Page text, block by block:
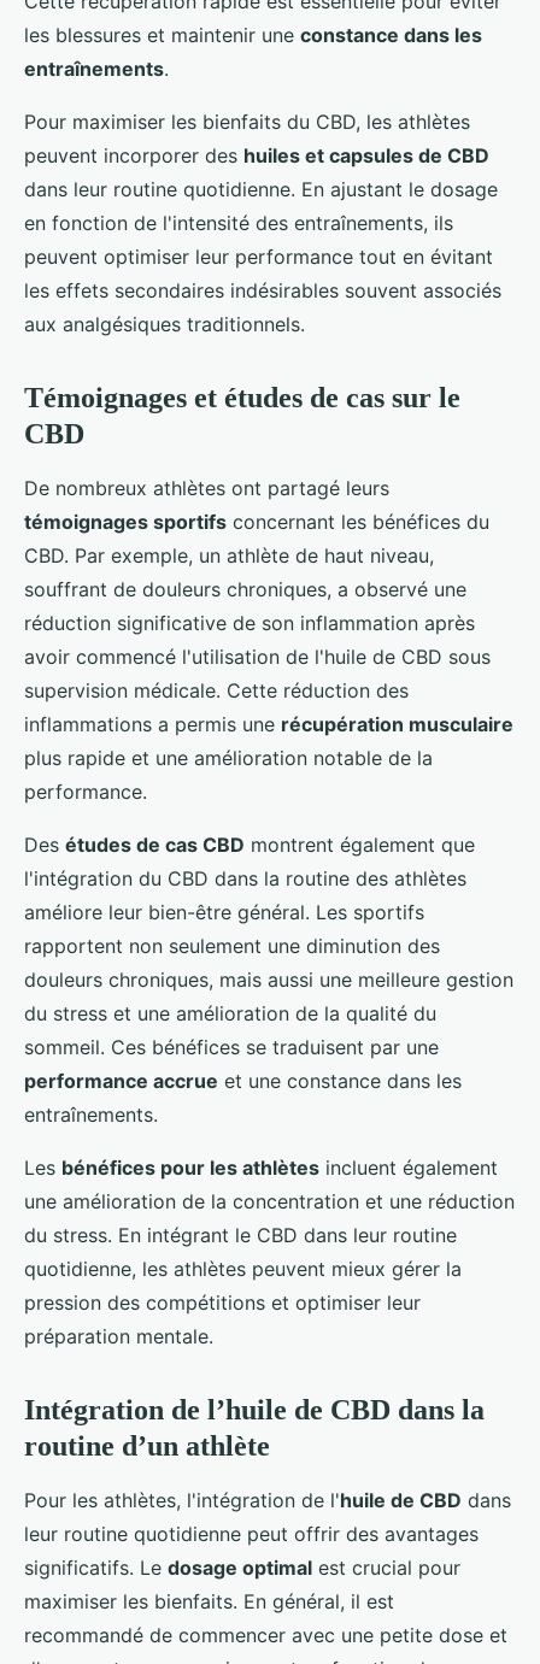
les blessures et maintenir une constance dans les
entraînements.
Pour maximiser les bienfaits du CBD, les athlètes
peuvent incorporer des huiles et capsules de CBD
dans leur routine quotidienne. En ajustant le dosage
en fonction de l'intensité des entraînements, ils
peuvent optimiser leur performance tout en évitant
les effets secondaires indésirables souvent associés
aux analgésiques traditionnels.
Témoignages et études de cas sur le
CBD
De nombreux athlètes ont partagé leurs
témoignages sportifs concernant les bénéfices du
CBD. Par exemple, un athlète de haut niveau,
souffrant de douleurs chroniques, a observé une
réduction significative de son inflammation après
avoir commencé l'utilisation de l'huile de CBD sous
supervision médicale. Cette réduction des
inflammations a permis une récupération musculaire
plus rapide et une amélioration notable de la
performance.
Des études de cas CBD montrent également que
l'intégration du CBD dans la routine des athlètes
améliore leur bien-être général. Les sportifs
rapportent non seulement une diminution des
douleurs chroniques, mais aussi une meilleure gestion
du stress et une amélioration de la qualité du
sommeil. Ces bénéfices se traduisent par une
performance accrue et une constance dans les
entraînements.
Les bénéfices pour les athlètes incluent également
une amélioration de la concentration et une réduction
du stress. En intégrant le CBD dans leur routine
quotidienne, les athlètes peuvent mieux gérer la
pression des compétitions et optimiser leur
préparation mentale.
Intégration de l’huile de CBD dans la
routine d’un athlète
Pour les athlètes, l'intégration de l'huile de CBD dans
leur routine quotidienne peut offrir des avantages
significatifs. Le dosage optimal est crucial pour
maximiser les bienfaits. En général, il est
recommandé de commencer avec une petite dose et